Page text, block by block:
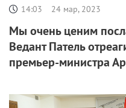
14:03 24 мар, 2023
Мы очень ценим
Ведант Патель
премьер-министра